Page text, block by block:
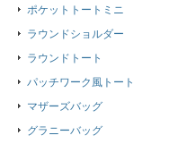
ポケットトートミニ
ラウンドショルダー
ラウンドトート
パッチワーク風トート
マザーズバッグ
グラニーバッグ